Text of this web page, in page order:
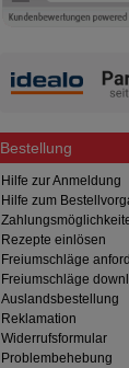
Bestellung
Hilfe zur Anmeldung
Hilfe zum
Rezepte einlösen
Freiumschläge
Freiumschläge
Auslandsbestellung
Reklamation
Widerrufsformular
Problembehebung